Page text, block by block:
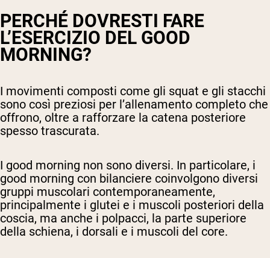
PERCHÉ DOVRESTI FARE
L’ESERCIZIO DEL GOOD
MORNING?
I movimenti composti come gli squat e gli stacchi
sono così preziosi per l’allenamento completo che
offrono, oltre a rafforzare la catena posteriore
spesso trascurata.
I good morning non sono diversi. In particolare, i
good morning con bilanciere coinvolgono diversi
gruppi muscolari contemporaneamente,
principalmente i glutei e i muscoli posteriori della
coscia, ma anche i polpacci, la parte superiore
della schiena, i dorsali e i muscoli del core.